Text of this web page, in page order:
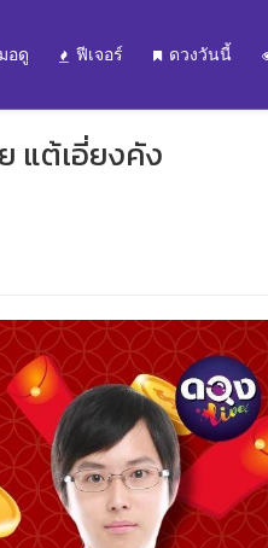
อดู ฟีเจอร์ ดวงวันนี้
แต้เอี่ยงคัง